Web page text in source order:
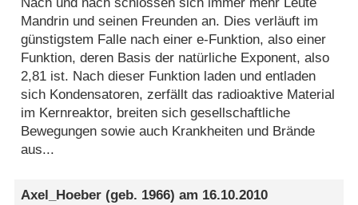
Nach und nach schlossen sich immer mehr Leute
Mandrin und seinen Freunden an. Dies verläuft im
günstigstem Falle nach einer e-Funktion, also einer
Funktion, deren Basis der natürliche Exponent, also
2,81 ist. Nach dieser Funktion laden und entladen
sich Kondensatoren, zerfällt das radioaktive Material
im Kernreaktor, breiten sich gesellschaftliche
Bewegungen sowie auch Krankheiten und Brände
aus...
Axel_Hoeber (geb. 1966) am 16.10.2010